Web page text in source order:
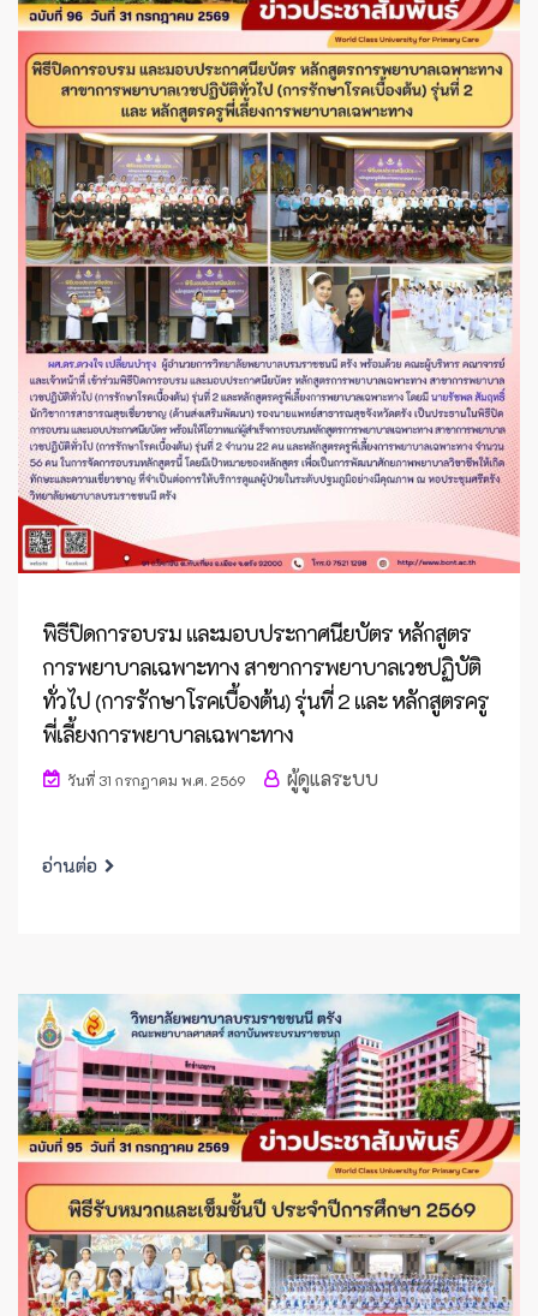
พิธีปิดการอบรม และมอบประกาศนียบัตร หลักสูตร
การพยาบาลเฉพาะทาง สาขาการพยาบาลเวชปฏิบัติ
ทั่วไป (การรักษาโรคเบื้องต้น) รุ่นที่ 2 และ หลักสูตรครู
พี่เลี้ยงการพยาบาลเฉพาะทาง
วันที่ 31 กรกฎาคม พ.ศ. 2569 ผู้ดูแลระบบ
อ่านต่อ